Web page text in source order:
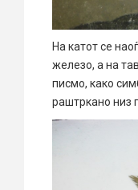
На катот се
железо, а на
писмо, како
раштркано низ